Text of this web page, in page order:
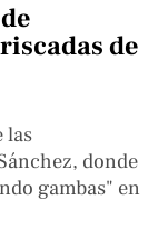
de
las
donde
gambas" en